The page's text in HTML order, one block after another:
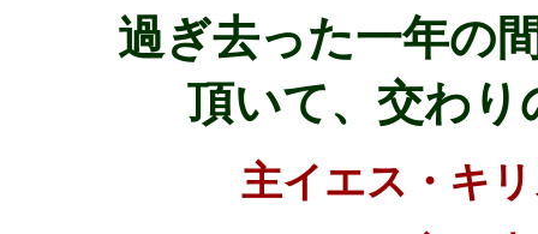
過ぎ去った一年の
頂いて、交わり
主イエス・キ